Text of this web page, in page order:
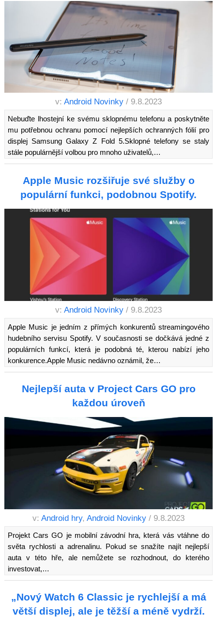
v: Android Novinky / 9.8.2023
Nebuďte lhostejní ke svému sklopnému telefonu a poskytněte
mu potřebnou ochranu pomocí nejlepších ochranných fólií pro
displej Samsung Galaxy Z Fold 5.Sklopné telefony se staly
stále populárnější volbou pro mnoho uživatelů,…
Apple Music rozšiřuje své služby o
populární funkci, podobnou Spotify.
v: Android Novinky / 9.8.2023
Apple Music je jedním z přímých konkurentů streamingového
hudebního servisu Spotify. V současnosti se dočkává jedné z
populárních funkcí, která je podobná té, kterou nabízí jeho
konkurence.Apple Music nedávno oznámil, že…
Nejlepší auta v Project Cars GO pro
každou úroveň
v: Android hry, Android Novinky / 9.8.2023
Projekt Cars GO je mobilní závodní hra, která vás vtáhne do
světa rychlosti a adrenalinu. Pokud se snažíte najít nejlepší
auta v této hře, ale nemůžete se rozhodnout, do kterého
investovat,…
„Nový Watch 6 Classic je rychlejší a má
větší displej, ale je těžší a méně vydrží.